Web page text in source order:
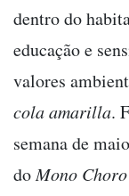
dentro do
educação e
valores
cola amarilla.
semana de
doMono